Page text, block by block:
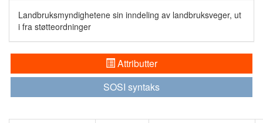
Landbruksmyndighetene sin inndeling av landbruksveger, ut
i fra støtteordninger
Attributter
SOSI syntaks